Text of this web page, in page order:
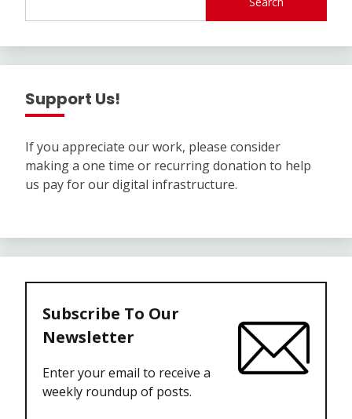
Support Us!
If you appreciate our work, please consider
making a one time or recurring donation to help
us pay for our digital infrastructure.
Subscribe To Our
Newsletter
Enter your email to receive a
weekly roundup of posts.